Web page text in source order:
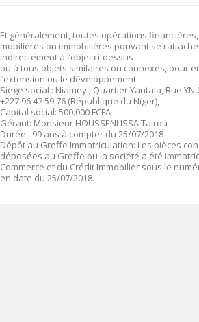
Et généralement, toutes opérations
mobilières ou immobilières pouvant se
indirectement à l’objet ci-dessus
ou à tous objets similaires ou connexes, pour
l’extension ou le développement.
Siege social : Niamey ; Quartier Yantala, Rue
+227 96 47 59 76 (République du Niger),
Capital social: 500.000 FCFA
Gérant: Monsieur HOUSSENI ISSA Tairou
Durée : 99 ans à compter du 25/07/2018
Dépôt au Greffe Immatriculation: Les pièces
déposées au Greffe ou la société a été
Commerce et du Crédit Immobilier sous le
en date du 25/07/2018.